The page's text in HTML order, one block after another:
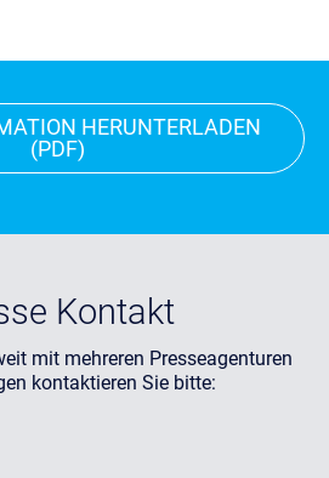
HERUNTERLADEN
(PDF)
Kontakt
mit mehreren Presseagenturen
kontaktieren Sie bitte: